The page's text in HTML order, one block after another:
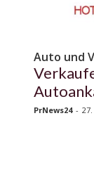
Auto und
PrNews24 -